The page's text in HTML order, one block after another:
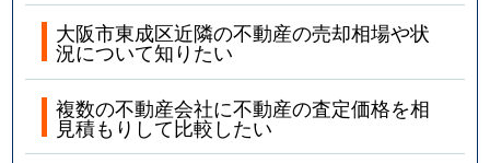
大阪市東成区近隣の不動産の売却相場や状
況について知りたい
複数の不動産会社に不動産の査定価格を相
見積もりして比較したい